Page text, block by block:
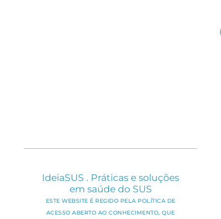
IdeiaSUS . Práticas e soluções
em saúde do SUS
ESTE WEBSITE É REGIDO PELA POLÍTICA DE
ACESSO ABERTO AO CONHECIMENTO, QUE